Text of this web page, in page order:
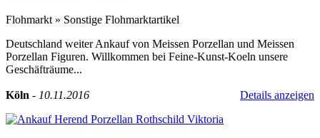
Flohmarkt » Sonstige Flohmarktartikel
Deutschland weiter Ankauf von Meissen Porzellan und Meissen
Porzellan Figuren. Willkommen bei Feine-Kunst-Koeln unsere
Geschäfträume...
Köln - 10.11.2016 Details anzeigen